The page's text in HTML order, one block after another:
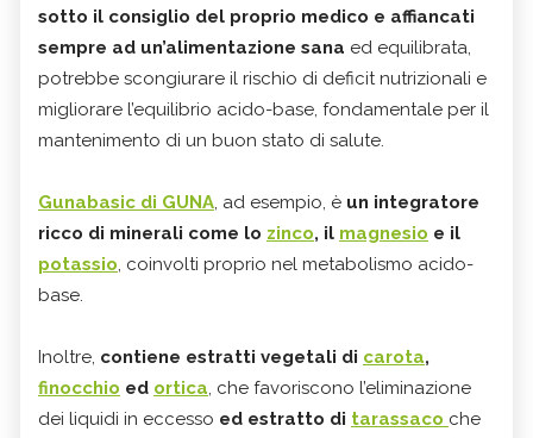
sotto il consiglio del proprio medico e affiancati
sempre ad un’alimentazione sana ed equilibrata,
potrebbe scongiurare il rischio di deficit nutrizionali e
migliorare l’equilibrio acido-base, fondamentale per il
mantenimento di un buon stato di salute.
Gunabasic di GUNA, ad esempio, è un integratore
ricco di minerali come lo zinco, il magnesio e il
potassio, coinvolti proprio nel metabolismo acido-
base.
Inoltre, contiene estratti vegetali di carota,
finocchio ed ortica, che favoriscono l’eliminazione
dei liquidi in eccesso ed estratto di tarassaco che